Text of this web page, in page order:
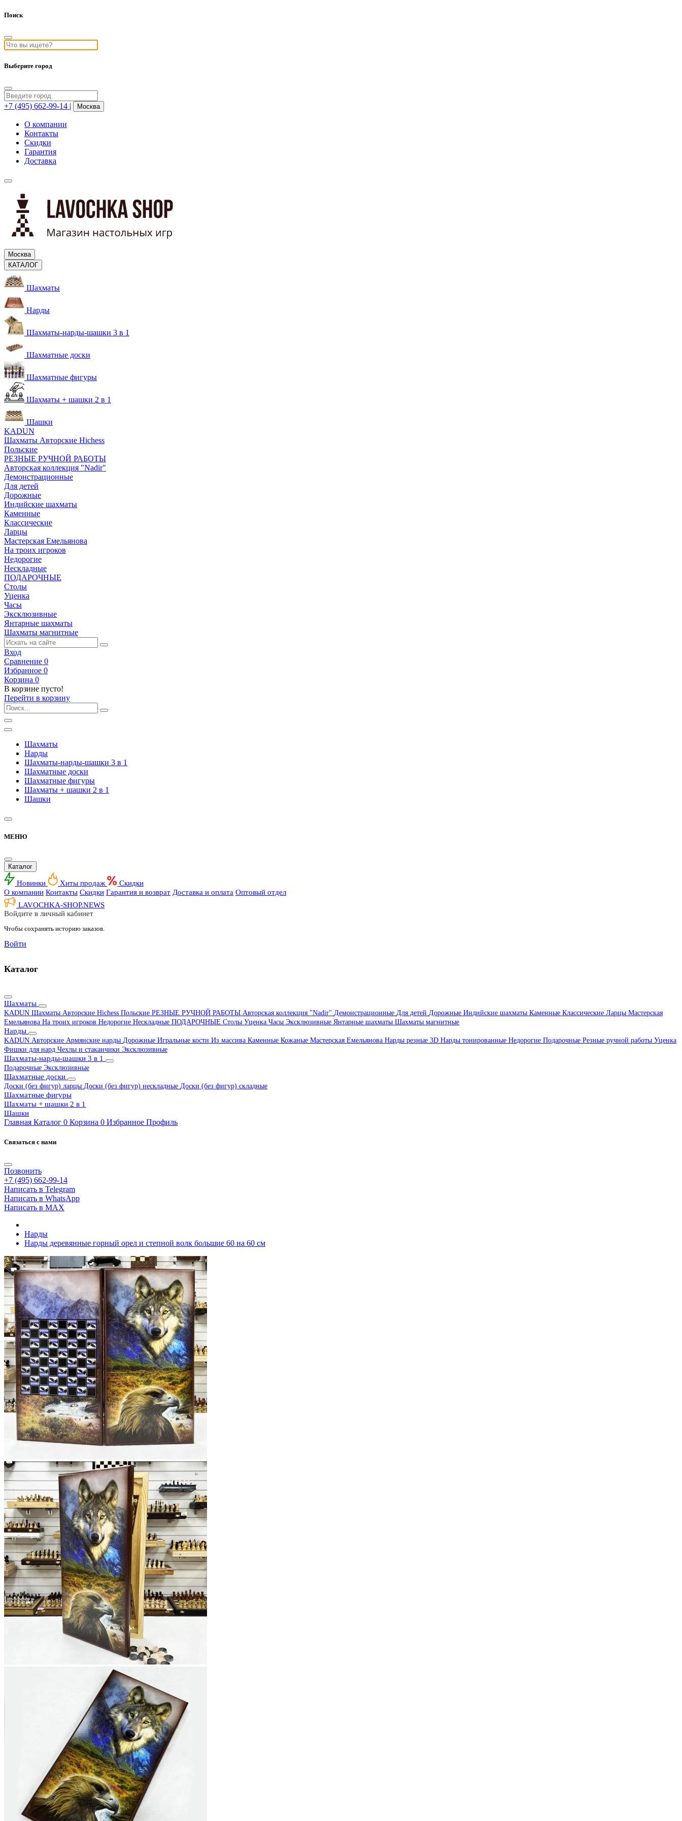
Поиск
Выберите город
+7 (495) 662-99-14 | Москва
О компании
Контакты
Скидки
Гарантия
Доставка
Москва
КАТАЛОГ
Шахматы
Нарды
Шахматы-нарды-шашки 3 в 1
Шахматные доски
Шахматные фигуры
Шахматы + шашки 2 в 1
Шашки
KADUN
Шахматы Авторские Hichess
Польские
РЕЗНЫЕ РУЧНОЙ РАБОТЫ
Авторская коллекция "Nadir"
Демонстрационные
Для детей
Дорожные
Индийские шахматы
Каменные
Классические
Ларцы
Мастерская Емельянова
На троих игроков
Недорогие
Нескладные
ПОДАРОЧНЫЕ
Столы
Уценка
Часы
Эксклюзивные
Янтарные шахматы
Шахматы магнитные
Вход
Сравнение 0
Избранное 0
Корзина 0
В корзине пусто!
Перейти в корзину
Шахматы
Нарды
Шахматы-нарды-шашки 3 в 1
Шахматные доски
Шахматные фигуры
Шахматы + шашки 2 в 1
Шашки
МЕНЮ
Каталог
Новинки Хиты продаж
Скидки
О компании Контакты Скидки Гарантия и возврат Доставка и оплата Оптовый отдел
LAVOCHKA-SHOP.NEWS
Войдите в личный кабинет
Чтобы сохранять историю заказов.
Войти
Каталог
Шахматы
KADUN Шахматы Авторские Hichess Польские РЕЗНЫЕ РУЧНОЙ РАБОТЫ Авторская коллекция "Nadir" Демонстрационные Для детей Дорожные Индийские шахматы Каменные Классические Ларцы Мастерская
Емельянова На троих игроков Недорогие Нескладные ПОДАРОЧНЫЕ Столы Уценка Часы Эксклюзивные Янтарные шахматы Шахматы магнитные
Нарды
KADUN Авторские Армянские нарды Дорожные Игральные кости Из массива Каменные Кожаные Мастерская Емельянова Нарды резные 3D Нарды тонированные Недорогие Подарочные Резные ручной работы Уценка
Фишки для нард Чехлы и стаканчики Эксклюзивные
Шахматы-нарды-шашки 3 в 1
Подарочные Эксклюзивные
Шахматные доски
Доски (без фигур) ларцы Доски (без фигур) нескладные Доски (без фигур) складные
Шахматные фигуры
Шахматы + шашки 2 в 1
Шашки
Главная Каталог 0 Корзина 0 Избранное Профиль
Связаться с нами
Позвонить
+7 (495) 662-99-14
Написать в Telegram
Написать в WhatsApp
Написать в MAX
Нарды
Нарды деревянные горный орел и степной волк большие 60 на 60 см